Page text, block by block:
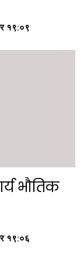
१९:०९
भौतिक
१९:०६